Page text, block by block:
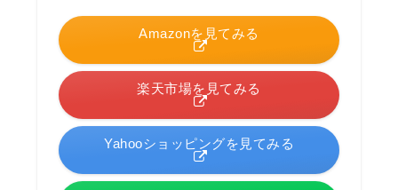
Amazonを見てみる
楽天市場を見てみる
Yahooショッピングを見てみる